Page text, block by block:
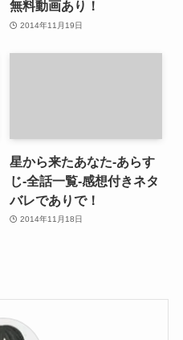
無料動画あり！
2014年11月19日
星から来たあなた-あらす
じ-全話一覧-感想付きネタ
バレでありで！
2014年11月18日